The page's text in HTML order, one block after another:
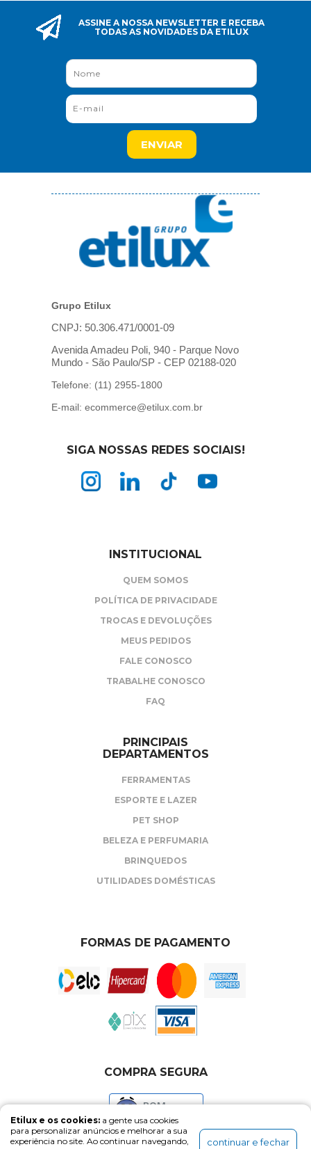
ASSINE A NOSSA NEWSLETTER E RECEBA
TODAS AS NOVIDADES DA ETILUX
Grupo Etilux
CNPJ: 50.306.471/0001-09
Avenida Amadeu Poli, 940 - Parque Novo
Mundo - São Paulo/SP - CEP 02188-020
Telefone: (11) 2955-1800
E-mail: ecommerce@etilux.com.br
SIGA NOSSAS REDES SOCIAIS!
INSTITUCIONAL
QUEM SOMOS
POLÍTICA DE PRIVACIDADE
TROCAS E DEVOLUÇÕES
MEUS PEDIDOS
FALE CONOSCO
TRABALHE CONOSCO
FAQ
PRINCIPAIS
DEPARTAMENTOS
FERRAMENTAS
ESPORTE E LAZER
PET SHOP
BELEZA E PERFUMARIA
BRINQUEDOS
UTILIDADES DOMÉSTICAS
FORMAS DE PAGAMENTO
COMPRA SEGURA
BOM
Etilux e os cookies: a gente usa cookies
para personalizar anúncios e melhorar a sua
experiência no site. Ao continuar navegando,
continuar e fechar